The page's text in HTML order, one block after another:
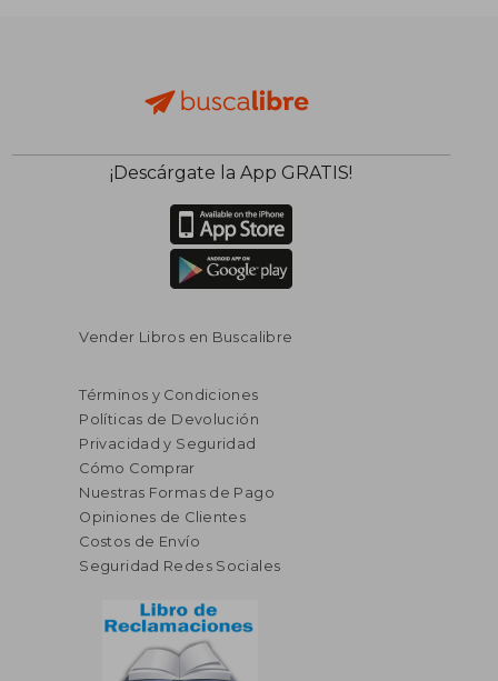
$ 60.17 40%
¡Descárgate la App GRATIS!
Vender Libros en Buscalibre
Términos y Condiciones
Políticas de Devolución
Privacidad y Seguridad
Cómo Comprar
Nuestras Formas de Pago
Opiniones de Clientes
Costos de Envío
Seguridad Redes Sociales